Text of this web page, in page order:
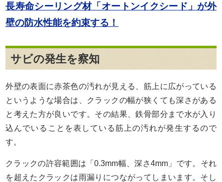
長寿命シーリング材「オートンイクシード」が外
壁の防水性能を約束する！
サビの発生を察知
外壁の表面に赤茶色の汚れが見える、筋上に広がっている
というような場合は、クラックの幅が狭くても深さがある
と考えた方が良いです。その結果、鉄骨部分まで水が入り
込んでいることを表している筋上の汚れが発生するので
す。
クラックの許容範囲は「0.3mm幅、深さ4mm」です。それ
を超えたクラックは雨漏りにつながってしまいます。そし